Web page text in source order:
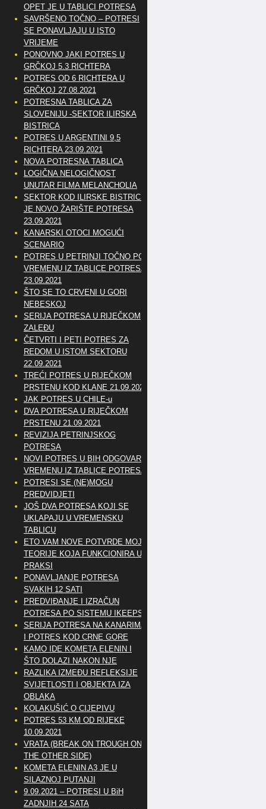
OPET JE U TABLICI POTRESA
SAVRŠENO TOČNO – POTRESI
SE PONAVLJAJU U ISTO
VRIJEME
PONOVNO JAKI POTRES U
GRČKOJ 5.3 RICHTERA
POTRES OD 6 RICHTERA U
GRČKOJ 27.08.2021
POTRESNA TABLICA ZA
SLOVENIJU -SEKTOR ILIRSKA
BISTRICA
POTRES U ARGENTINI 9,5
RICHTERA 23.09.2021
NOVA POTRESNA TABLICA
LOGIČNA NELOGIČNOST
UNUTAR FILMA MELANCHOLIA
SEKTOR KOD ILIRSKE BISTRICE
JE NOVO ŽARIŠTE POTRESA
23.09.2021
KANARSKI OTOCI MOGUĆI
SCENARIO
POTRES U PETRINJI TOČNO PO
VREMENU IZ TABLICE POTRESA
23.09.2021
ŠTO SE TO CRVENI U GORI
NEBESKOJ
SERIJA POTRESA U RIJEČKOM
ZALEĐU
ČETVRTI I PETI POTRES ZA
REDOM U ISTOM SEKTORU
22.09.2021
TREĆI POTRES U RIJEČKOM
PRSTENU KOD KLANE 21.09.2021
JAK POTRES U CHILE-u
DVA POTRESA U RIJEČKOM
PRSTENU 21.09.2021
REVIZIJA PETRINJSKOG
POTRESA
NOVI POTRES U BIH ODGOVARA
VREMENU IZ TABLICE POTRESA
POTRESI SE (NE)MOGU
PREDVIDJETI
JOŠ DVA POTRESA KOJI SE
UKLAPAJU U VREMENSKU
TABLICU
ETO VAM NOVE POTVRDE MOJE
TEORIJE KOJA FUNKCIONIRA U
PRAKSI
PONAVLJANJE POTRESA
SVAKIH 12 SATI
PREDVIĐANJE I IZRAČUN
POTRESA PO SISTEMU IKEEPS
SERIJA POTRESA NA KANARIMA
I POTRES KOD CRNE GORE
KAMO IDE KOMETA ELENIN I
ŠTO DOLAZI NAKON NJE
RAZLIKA IZMEĐU REFLEKSIJE
SVIJETLOSTI I OBJEKTA IZA
OBLAKA
KOLAKUŠIĆ O CIJEPIVU
POTRES 53 KM OD RIJEKE
10.09.2021
VRATA (BREAK ON TROUGH ON
THE OTHER SIDE)
KOMETA ELENIN A3 JE U
SILAZNOJ PUTANJI
9.09.2021 – POTRESI U BiH
ZADNJIH 24 SATA